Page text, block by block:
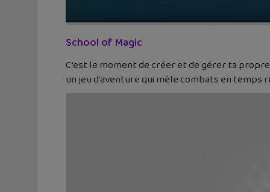
School of Magic
C’est le moment de créer et de gérer ta
un jeu d’aventure qui mèle combats en temps